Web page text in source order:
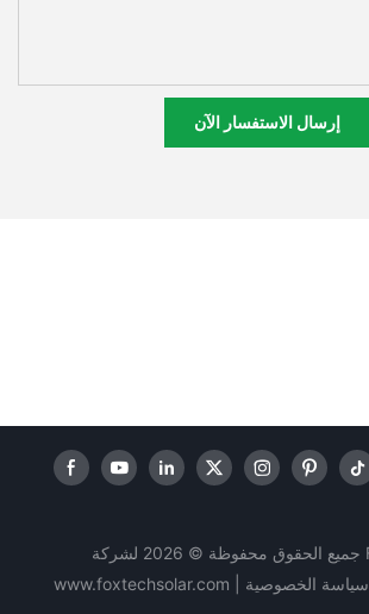
إرسال الاستفسار الآن
جميع الحقوق محفوظة © 2026 لشركة FOXTECH
www.foxtechsolar.com
سياسة الخصوصية